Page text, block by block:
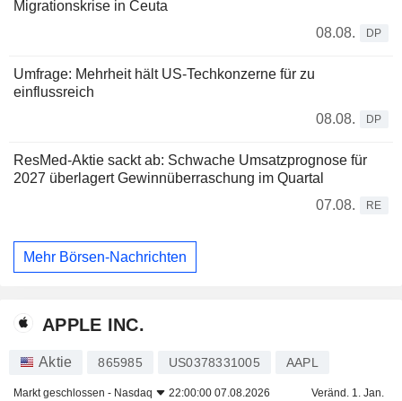
Migrationskrise in Ceuta
08.08.
DP
Umfrage: Mehrheit hält US-Techkonzerne für zu
einflussreich
08.08.
DP
ResMed-Aktie sackt ab: Schwache Umsatzprognose für
2027 überlagert Gewinnüberraschung im Quartal
07.08.
RE
Mehr Börsen-Nachrichten
APPLE INC.
Aktie 865985 US0378331005 AAPL
Markt geschlossen - Nasdaq 22:00:00 07.08.2026 Veränd. 1. Jan.